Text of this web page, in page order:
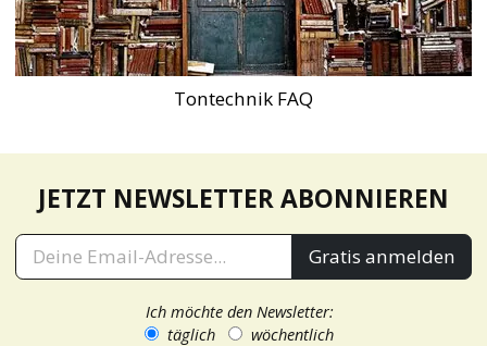
Tontechnik FAQ
JETZT NEWSLETTER ABONNIEREN
Gratis anmelden
Ich möchte den Newsletter:
täglich
wöchentlich